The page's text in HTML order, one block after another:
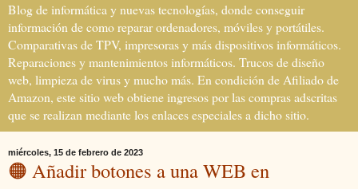
Blog de informática y nuevas tecnologías, donde conseguir
información de como reparar ordenadores, móviles y portátiles.
Comparativas de TPV, impresoras y más dispositivos informáticos.
Reparaciones y mantenimientos informáticos. Trucos de diseño
web, limpieza de virus y mucho más. En condición de Afiliado de
Amazon, este sitio web obtiene ingresos por las compras adscritas
que se realizan mediante los enlaces especiales a dicho sitio.
miércoles, 15 de febrero de 2023
🟠 Añadir botones a una WEB en